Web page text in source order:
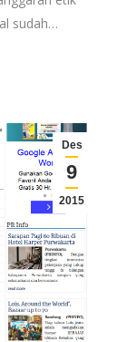
sudah…
Des
9
2015